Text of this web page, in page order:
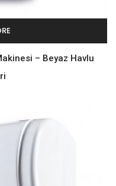
– Beyaz Havlu